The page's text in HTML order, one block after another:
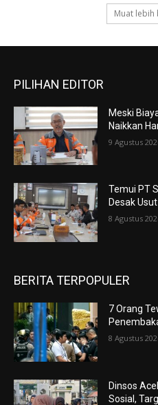
Muat lebih
PILIHAN EDITOR
Meski
Naikkan
9 Agustus
Temui PT
Desak
8 Agustus
BERITA TERPOPULER
7 Orang
8 Agustus
Dinsos
Sosial,